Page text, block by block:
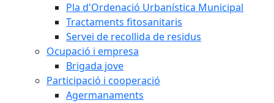
Pla d'Ordenació Urbanística Municipal
Tractaments fitosanitaris
Servei de recollida de residus
Ocupació i empresa
Brigada jove
Participació i cooperació
Agermanaments